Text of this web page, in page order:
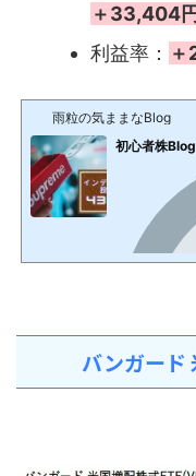
＋33,404
利益率：
雨粒の気ままなBlog
初心者株
バンガード